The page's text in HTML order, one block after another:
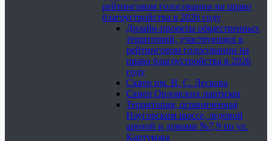
рейтинговом голосовании на право
благоустройства в 2026 году
Дизайн-проекты общественных
территорий, участвующих в
рейтинговом голосовании на
право благоустройства в 2026
году
Сквер им. Н. С. Лескова
Сквер Орловских партизан
Территория, ограниченная
Наугорским шоссе, ледовой
ареной и домами №7,9 по ул.
Картукова